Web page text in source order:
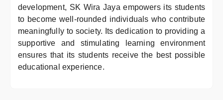
development, SK Wira Jaya empowers its students
to become well-rounded individuals who contribute
meaningfully to society. Its dedication to providing a
supportive and stimulating learning environment
ensures that its students receive the best possible
educational experience.